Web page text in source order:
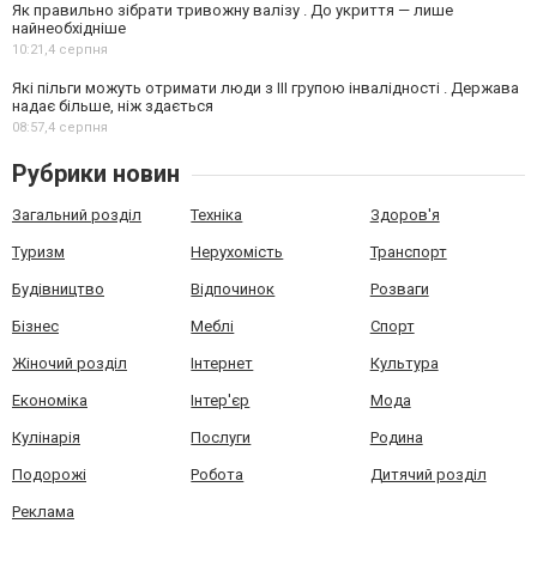
Як правильно зібрати тривожну валізу . До укриття — лише
найнеобхідніше
10:21,4 серпня
Які пільги можуть отримати люди з III групою інвалідності . Держава
надає більше, ніж здається
08:57,4 серпня
Рубрики новин
Загальний розділ Техніка Здоров'я
Туризм Нерухомість Транспорт
Будівництво Відпочинок Розваги
Бізнес Меблі Спорт
Жіночий розділ Інтернет Культура
Економіка Інтер'єр Мода
Кулінарія Послуги Родина
Подорожі Робота Дитячий розділ
Реклама